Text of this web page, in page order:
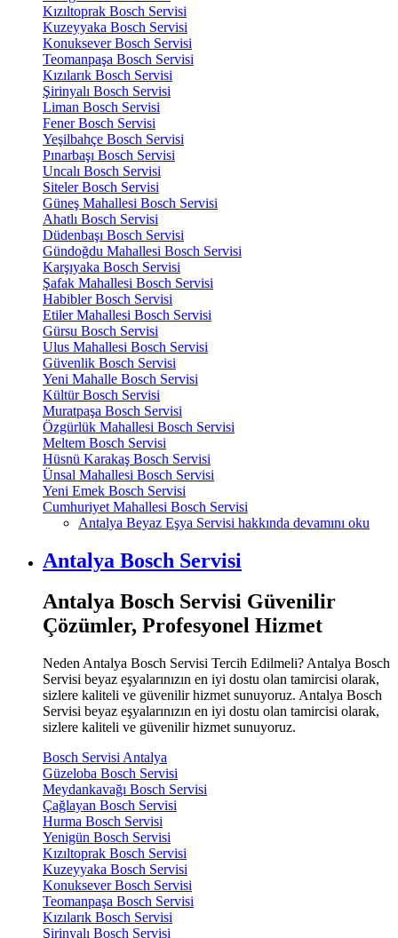
Kızıltoprak Bosch Servisi
Kuzeyyaka Bosch Servisi
Konuksever Bosch Servisi
Teomanpaşa Bosch Servisi
Kızılarık Bosch Servisi
Şirinyalı Bosch Servisi
Liman Bosch Servisi
Fener Bosch Servisi
Yeşilbahçe Bosch Servisi
Pınarbaşı Bosch Servisi
Uncalı Bosch Servisi
Siteler Bosch Servisi
Güneş Mahallesi Bosch Servisi
Ahatlı Bosch Servisi
Düdenbaşı Bosch Servisi
Gündoğdu Mahallesi Bosch Servisi
Karşıyaka Bosch Servisi
Şafak Mahallesi Bosch Servisi
Habibler Bosch Servisi
Etiler Mahallesi Bosch Servisi
Gürsu Bosch Servisi
Ulus Mahallesi Bosch Servisi
Güvenlik Bosch Servisi
Yeni Mahalle Bosch Servisi
Kültür Bosch Servisi
Muratpaşa Bosch Servisi
Özgürlük Mahallesi Bosch Servisi
Meltem Bosch Servisi
Hüsnü Karakaş Bosch Servisi
Ünsal Mahallesi Bosch Servisi
Yeni Emek Bosch Servisi
Cumhuriyet Mahallesi Bosch Servisi
Antalya Beyaz Eşya Servisi hakkında devamını oku
Antalya Bosch Servisi
Antalya Bosch Servisi Güvenilir
Çözümler, Profesyonel Hizmet
Neden Antalya Bosch Servisi Tercih Edilmeli? Antalya Bosch
Servisi beyaz eşyalarınızın en iyi dostu olan tamircisi olarak,
sizlere kaliteli ve güvenilir hizmet sunuyoruz. Antalya Bosch
Servisi beyaz eşyalarınızın en iyi dostu olan tamircisi olarak,
sizlere kaliteli ve güvenilir hizmet sunuyoruz.
Bosch Servisi Antalya
Güzeloba Bosch Servisi
Meydankavağı Bosch Servisi
Çağlayan Bosch Servisi
Hurma Bosch Servisi
Yenigün Bosch Servisi
Kızıltoprak Bosch Servisi
Kuzeyyaka Bosch Servisi
Konuksever Bosch Servisi
Teomanpaşa Bosch Servisi
Kızılarık Bosch Servisi
Şirinyalı Bosch Servisi